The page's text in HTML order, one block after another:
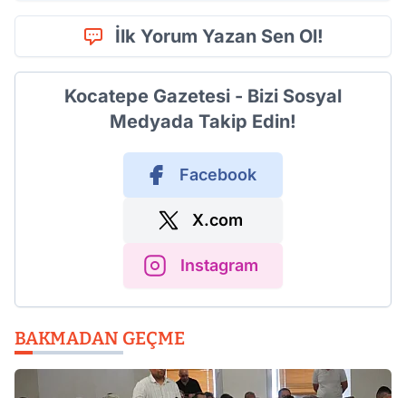
İlk Yorum Yazan Sen Ol!
Kocatepe Gazetesi - Bizi Sosyal
Medyada Takip Edin!
Facebook
X.com
Instagram
BAKMADAN GEÇME